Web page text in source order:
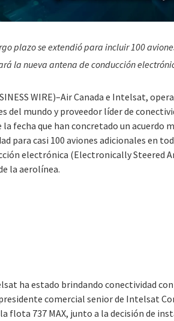
plazo se extendió para incluir 100
la nueva antena de conducción
WIRE)–Air Canada e Intelsat,
del mundo y proveedor líder de
la fecha que han concretado un
para casi 100 aviones adicionales en
electrónica (Electronically Steered
la aerolínea.
ha estado brindando conectividad
comercial senior de Intelsat
flota 737 MAX, junto a la decisión de